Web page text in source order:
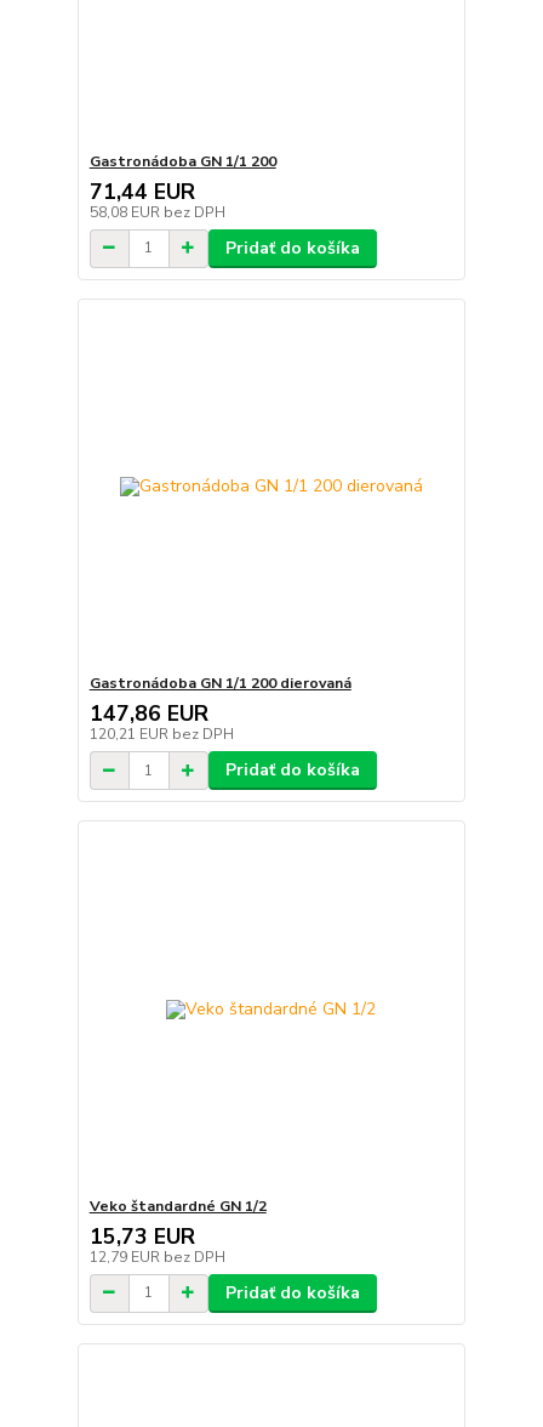
Gastronádoba GN 1/1 200
71,44 EUR
58,08 EUR bez DPH
Pridať do košíka
Gastronádoba GN 1/1 200 dierovaná
147,86 EUR
120,21 EUR bez DPH
Pridať do košíka
Veko štandardné GN 1/2
15,73 EUR
12,79 EUR bez DPH
Pridať do košíka